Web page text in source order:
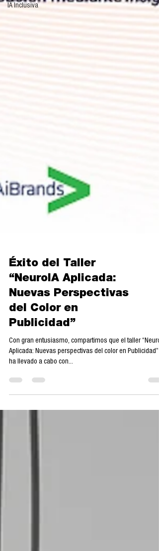
IA Inclusiva
Éxito del Taller
“NeuroIA Aplicada:
Nuevas Perspectivas
del Color en
Publicidad”
Aplicada: Nuevas perspectivas del color en Publicidad”
ha llevado a cabo con...